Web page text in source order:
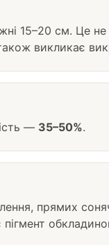
15–20 см. Це не
викликає
— 35–50%.
прямих